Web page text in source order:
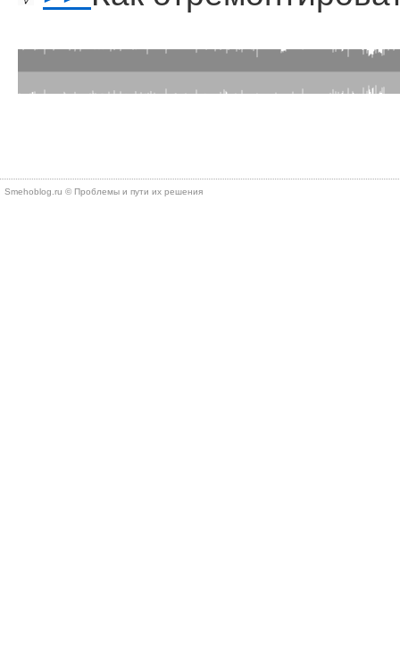
Smehoblog.ru © Проблемы и пути их решения